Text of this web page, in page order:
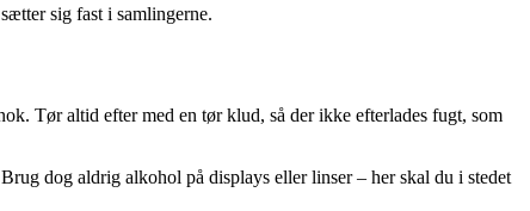
sig fast i samlingerne.
Tør altid efter med en tør klud, så der ikke efterlades fugt, som
dog aldrig alkohol på displays eller linser – her skal du i stedet